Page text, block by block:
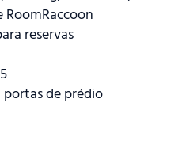
reservas
de prédio